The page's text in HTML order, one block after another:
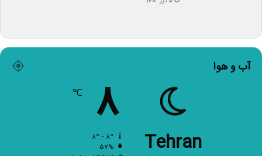
آب و هوا
Tehran
آسمان صاف
۸
۵۷%
۶.۱۷ کیلومتر/ساعت